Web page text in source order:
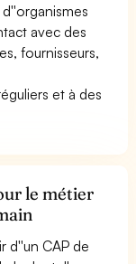
avec des
fournisseurs,
et à des
le métier
d''un CAP de